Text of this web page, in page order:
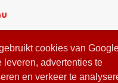
cookies van
leveren, advertenties te
en verkeer te